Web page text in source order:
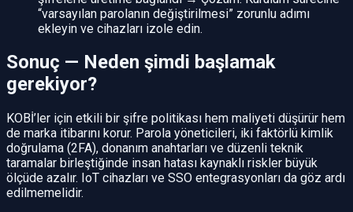
“varsayılan parolanın değiştirilmesi” zorunlu adımı
ekleyin ve cihazları izole edin.
Sonuç — Neden şimdi başlamak
gerekiyor?
KOBİ’ler için etkili bir şifre politikası hem maliyeti düşürür hem
de marka itibarını korur. Parola yöneticileri, iki faktörlü kimlik
doğrulama (2FA), donanım anahtarları ve düzenli teknik
taramalar birleştiğinde insan hatası kaynaklı riskler büyük
ölçüde azalır. IoT cihazları ve SSO entegrasyonları da göz ardı
edilmemelidir.